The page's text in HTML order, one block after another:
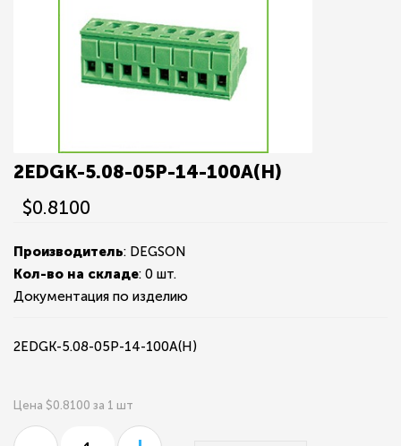
2EDGK-5.08-05P-14-100A(H)
$0.8100
Производитель: DEGSON
Кол-во на складе: 0 шт.
Документация по изделию
2EDGK-5.08-05P-14-100A(H)
Цена $0.8100 за 1 шт